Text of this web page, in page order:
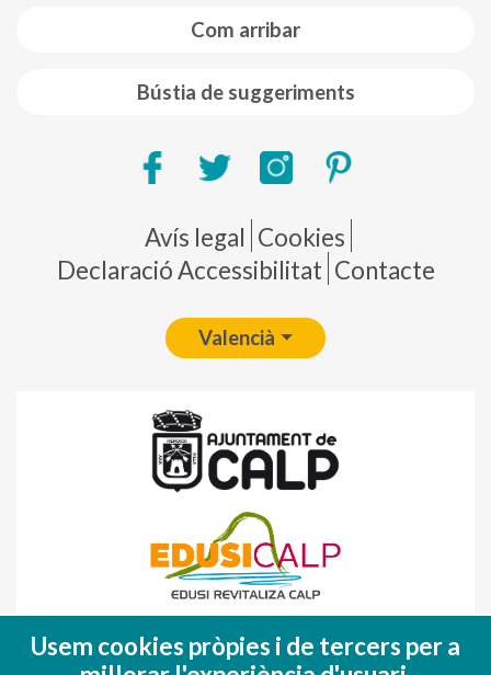
Com arribar
Bústia de suggeriments
Pie de página
Avís legal Cookies
Declaració Accessibilitat Contacte
Valencià
(FEDER)
Usem cookies pròpies i de tercers per a